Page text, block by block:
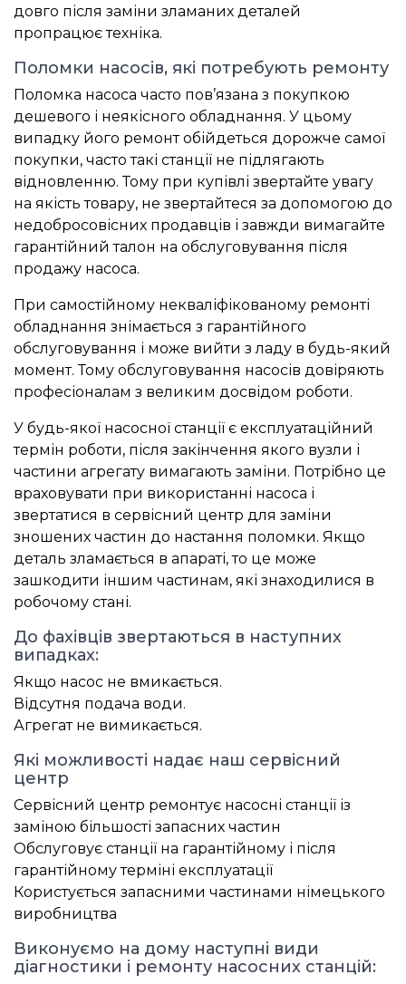
довго після заміни зламаних деталей
пропрацює техніка.
Поломки насосів, які потребують ремонту
Поломка насоса часто пов’язана з покупкою
дешевого і неякісного обладнання. У цьому
випадку його ремонт обійдеться дорожче самої
покупки, часто такі станції не підлягають
відновленню. Тому при купівлі звертайте увагу
на якість товару, не звертайтеся за допомогою до
недобросовісних продавців і завжди вимагайте
гарантійний талон на обслуговування після
продажу насоса.
При самостійному некваліфікованому ремонті
обладнання знімається з гарантійного
обслуговування і може вийти з ладу в будь-який
момент. Тому обслуговування насосів довіряють
професіоналам з великим досвідом роботи.
У будь-якої насосної станції є експлуатаційний
термін роботи, після закінчення якого вузли і
частини агрегату вимагають заміни. Потрібно це
враховувати при використанні насоса і
звертатися в сервісний центр для заміни
зношених частин до настання поломки. Якщо
деталь зламається в апараті, то це може
зашкодити іншим частинам, які знаходилися в
робочому стані.
До фахівців звертаються в наступних
випадках:
Якщо насос не вмикається.
Відсутня подача води.
Агрегат не вимикається.
Які можливості надає наш сервісний
центр
Сервісний центр ремонтує насосні станції із
заміною більшості запасних частин
Обслуговує станції на гарантійному і після
гарантійному терміні експлуатації
Користується запасними частинами німецького
виробництва
Виконуємо на дому наступні види
діагностики і ремонту насосних станцій: